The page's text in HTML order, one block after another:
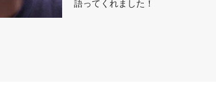
語ってくれました！